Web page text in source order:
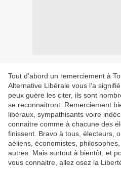
Tout d’abord un remerciement à
Alternative Libérale vous l’a
peux guère les citer, ils sont
se reconnaitront. Remerciement
libéraux, sympathisants voire
connaitre comme à chacune des
finissent. Bravo à tous, électeurs,
aéliens, économistes,
autres. Mais surtout à bientôt, et
vous connaitre, allez osez la